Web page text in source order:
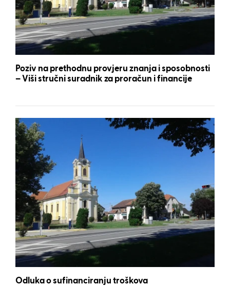
Poziv na prethodnu provjeru znanja i sposobnosti
– Viši stručni suradnik za proračun i financije
Odluka o sufinanciranju troškova